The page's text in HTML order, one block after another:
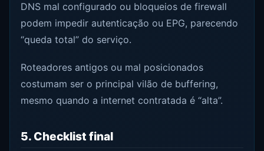
DNS mal configurado ou bloqueios de firewall
podem impedir autenticação ou EPG, parecendo
“queda total” do serviço.
Roteadores antigos ou mal posicionados
costumam ser o principal vilão de buffering,
mesmo quando a internet contratada é “alta”.
5. Checklist final